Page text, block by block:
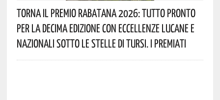
Torna Il Premio Rabatana 2026: Tutto Pronto
Per La Decima Edizione Con Eccellenze Lucane E
Nazionali Sotto Le Stelle Di Tursi. I Premiati